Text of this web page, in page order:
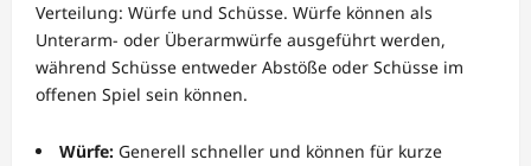
Verteilung: Würfe und Schüsse. Würfe können als
Unterarm- oder Überarmwürfe ausgeführt werden,
während Schüsse entweder Abstöße oder Schüsse im
offenen Spiel sein können.
Würfe: Generell schneller und können für kurze